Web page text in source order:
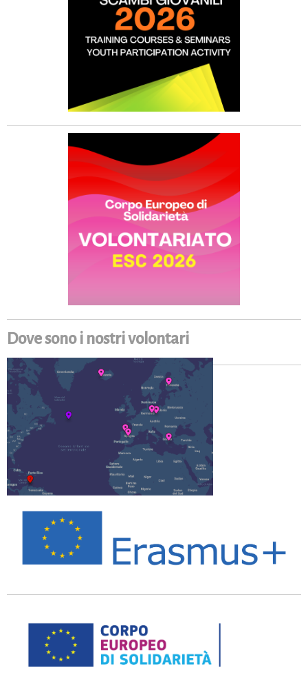
Dove sono i nostri volontari